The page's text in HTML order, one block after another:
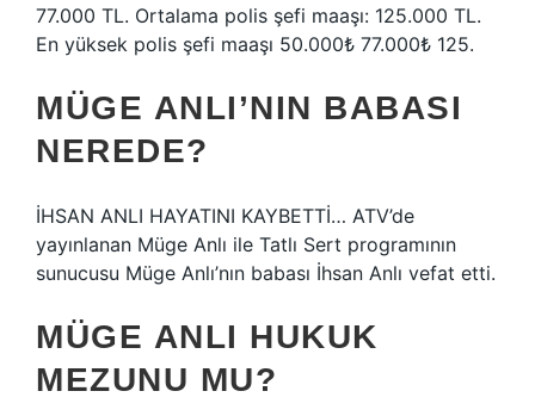
77.000 TL. Ortalama polis şefi maaşı: 125.000 TL.
En yüksek polis şefi maaşı 50.000₺ 77.000₺ 125.
MÜGE ANLI’NIN BABASI
NEREDE?
İHSAN ANLI HAYATINI KAYBETTİ… ATV’de
yayınlanan Müge Anlı ile Tatlı Sert programının
sunucusu Müge Anlı’nın babası İhsan Anlı vefat etti.
MÜGE ANLI HUKUK
MEZUNU MU?